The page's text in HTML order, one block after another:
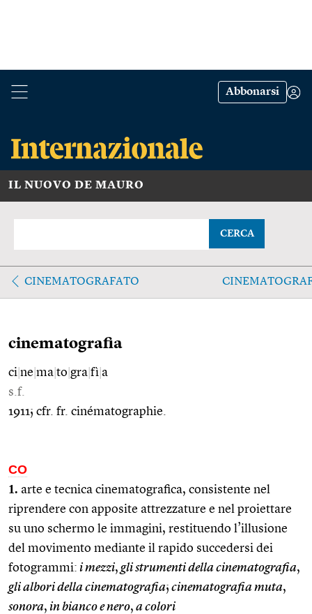
Abbonarsi
IL NUOVO DE MAURO
CERCA
CINEMATOGRAFATO
cinematografia
ci ne ma to gra fì a
s.f.
1911; cfr. fr. cinématographie.
CO
1. arte e tecnica cinematografica, consistente nel
riprendere con apposite attrezzature e nel proiettare
su uno schermo le immagini, restituendo l’illusione
del movimento mediante il rapido succedersi dei
fotogrammi: i mezzi, gli strumenti della cinematografia,
gli albori della cinematografia; cinematografia muta,
sonora, in bianco e nero, a colori